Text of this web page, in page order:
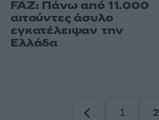
FAZ: Πάνω από 11.000
αιτούντες άσυλο
εγκατέλειψαν την
Ελλάδα
1
2